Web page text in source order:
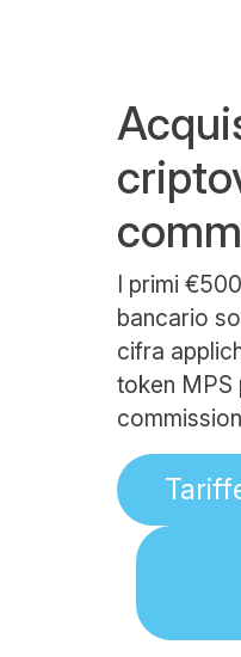
I primi
bancario
cifra
token MPS